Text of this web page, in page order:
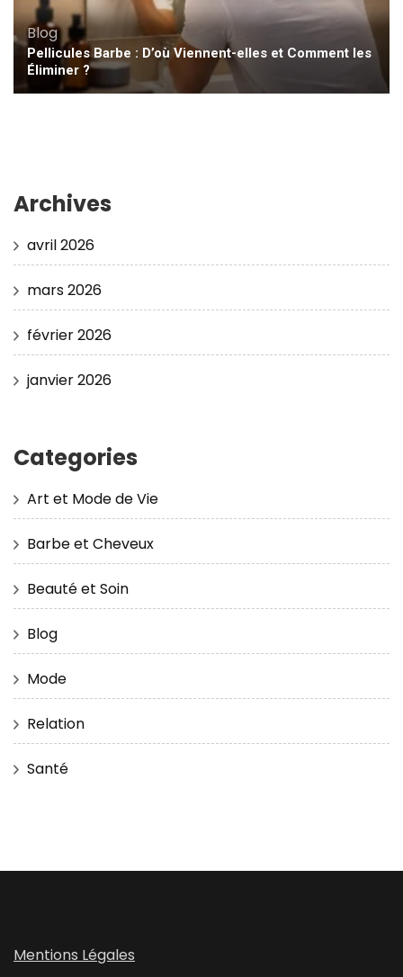
Blog
Pellicules Barbe : D’où Viennent-elles et Comment les
Éliminer ?
Archives
avril 2026
mars 2026
février 2026
janvier 2026
Categories
Art et Mode de Vie
Barbe et Cheveux
Beauté et Soin
Blog
Mode
Relation
Santé
Mentions Légales